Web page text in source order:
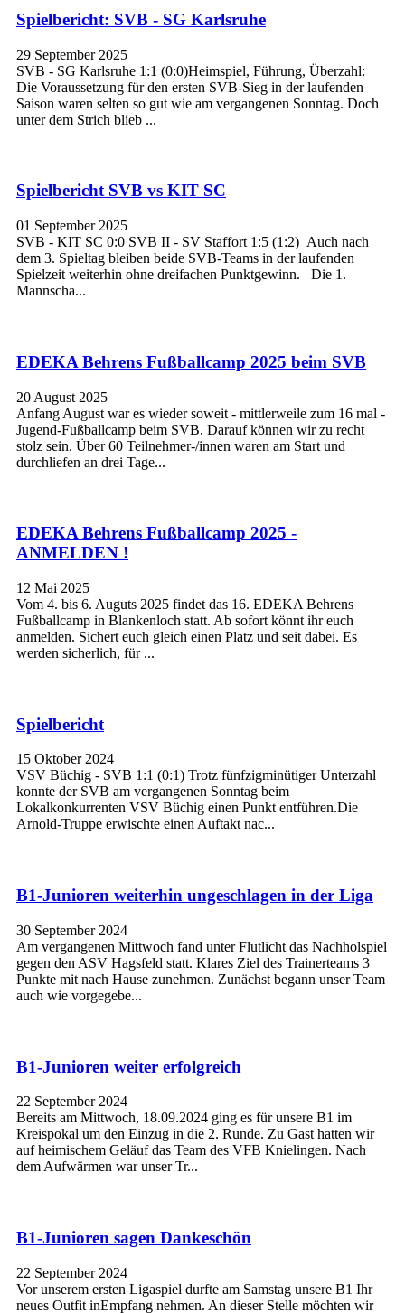
Spielbericht: SVB - SG Karlsruhe
29 September 2025
SVB - SG Karlsruhe 1:1 (0:0)Heimspiel, Führung, Überzahl:
Die Voraussetzung für den ersten SVB-Sieg in der laufenden
Saison waren selten so gut wie am vergangenen Sonntag. Doch
unter dem Strich blieb ...
Spielbericht SVB vs KIT SC
01 September 2025
SVB - KIT SC 0:0 SVB II - SV Staffort 1:5 (1:2) Auch nach
dem 3. Spieltag bleiben beide SVB-Teams in der laufenden
Spielzeit weiterhin ohne dreifachen Punktgewinn. Die 1.
Mannscha...
EDEKA Behrens Fußballcamp 2025 beim SVB
20 August 2025
Anfang August war es wieder soweit - mittlerweile zum 16 mal -
Jugend-Fußballcamp beim SVB. Darauf können wir zu recht
stolz sein. Über 60 Teilnehmer-/innen waren am Start und
durchliefen an drei Tage...
EDEKA Behrens Fußballcamp 2025 -
ANMELDEN !
12 Mai 2025
Vom 4. bis 6. Auguts 2025 findet das 16. EDEKA Behrens
Fußballcamp in Blankenloch statt. Ab sofort könnt ihr euch
anmelden. Sichert euch gleich einen Platz und seit dabei. Es
werden sicherlich, für ...
Spielbericht
15 Oktober 2024
VSV Büchig - SVB 1:1 (0:1) Trotz fünfzigminütiger Unterzahl
konnte der SVB am vergangenen Sonntag beim
Lokalkonkurrenten VSV Büchig einen Punkt entführen.Die
Arnold-Truppe erwischte einen Auftakt nac...
B1-Junioren weiterhin ungeschlagen in der Liga
30 September 2024
Am vergangenen Mittwoch fand unter Flutlicht das Nachholspiel
gegen den ASV Hagsfeld statt. Klares Ziel des Trainerteams 3
Punkte mit nach Hause zunehmen. Zunächst begann unser Team
auch wie vorgegebe...
B1-Junioren weiter erfolgreich
22 September 2024
Bereits am Mittwoch, 18.09.2024 ging es für unsere B1 im
Kreispokal um den Einzug in die 2. Runde. Zu Gast hatten wir
auf heimischem Geläuf das Team des VFB Knielingen. Nach
dem Aufwärmen war unser Tr...
B1-Junioren sagen Dankeschön
22 September 2024
Vor unserem ersten Ligaspiel durfte am Samstag unsere B1 Ihr
neues Outfit inEmpfang nehmen. An dieser Stelle möchten wir